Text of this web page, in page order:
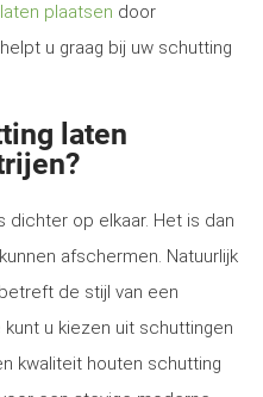
plaatsen door
u graag bij uw schutting
laten
dichter op elkaar. Het is dan
afschermen. Natuurlijk
de stijl van een
kunt u kiezen uit schuttingen
kwaliteit houten schutting